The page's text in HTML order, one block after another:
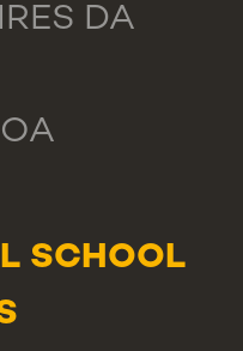
DA
SCHOOL